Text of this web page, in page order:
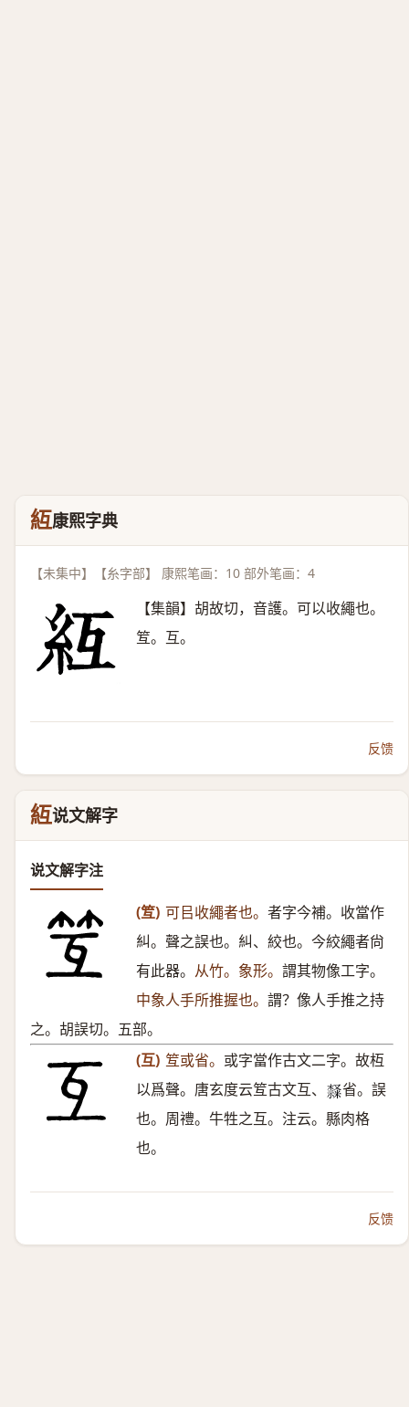
䊺康熙字典
【未集中】【糸字部】 康熙笔画：10 部外笔画：4
【集韻】胡故切，音護。可以收繩也。
䇘。互。
反馈
䊺说文解字
说文解字注
(䇘) 可㠯收繩者也。 者字今補。收當作
糾。聲之誤也。糾、絞也。今絞繩者尙
有此器。 从竹。象形。 謂其物像工字。
中象人手所推握也。 謂？像人手推之持
之。胡誤切。五部。
(互) 䇘或省。 或字當作古文二字。故枑
以爲聲。唐玄度云䇘古文互、 𣜩 省。誤
也。周禮。牛牲之互。注云。縣肉格
也。
反馈